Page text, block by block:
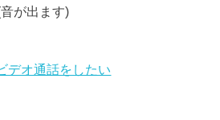
が出ます)
デオ通話をしたい